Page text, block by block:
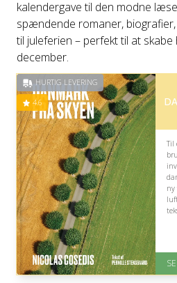
kalendergave til den modne
spændende romaner,
til juleferien – perfekt til at skabe
december.
HURTIG LEVERING
4.6
Til
ny